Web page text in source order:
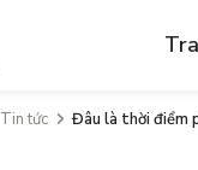
Tin tức Đâu là thời điểm